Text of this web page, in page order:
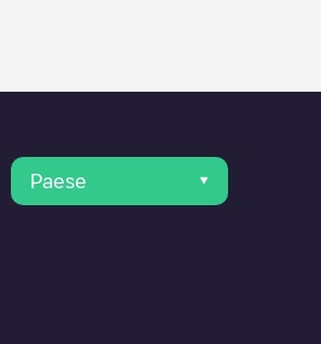
Paese